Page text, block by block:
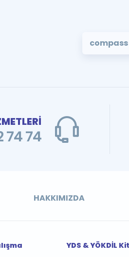
compass
74
HAKKIMIZDA
YDS & YÖKDİL